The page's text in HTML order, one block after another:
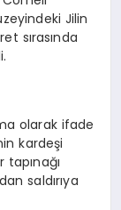
Jilin
sırasında
olarak ifade
kardeşi
saldırıya